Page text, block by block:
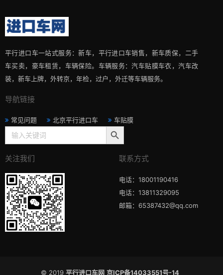
平行进口车一站式服务：新车，平行进口车销售，新车质保，二手
车买卖，豪车租赁，车辆保险。车辆服务：汽车贴膜车衣，汽车改
装，新车上牌，外转京，年检，过户，外迁等车辆服务。
导航链接
常见问题 北京平行进口车
车贴膜
Search
for:
搜索按钮
关注我们 联系方式
电话：18001190416
电话：13811329095
邮箱：65387432@qq.com
© 2019 平行进口车网 京ICP备14033551号-14